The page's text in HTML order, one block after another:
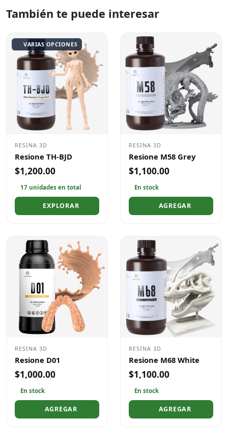
También te puede interesar
VARIAS OPCIONES
RESINA 3D
Resione TH-BJD
$1,200.00
17 unidades en total
EXPLORAR
RESINA 3D
Resione M58 Grey
$1,100.00
En stock
AGREGAR
RESINA 3D
Resione D01
$1,000.00
En stock
AGREGAR
RESINA 3D
Resione M68 White
$1,100.00
En stock
AGREGAR